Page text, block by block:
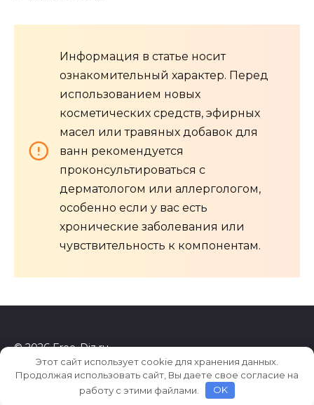
Информация в статье носит
ознакомительный характер. Перед
использованием новых
косметических средств, эфирных
масел или травяных добавок для
ванн рекомендуется
проконсультироваться с
дерматологом или аллергологом,
особенно если у вас есть
хронические заболевания или
чувствительность к компонентам.
© 2026 Free-Diz.ru
ed3a4b71cf417e2d
Этот сайт использует cookie для хранения данных.
Продолжая использовать сайт, Вы даете свое согласие на
работу с этими файлами.
OK